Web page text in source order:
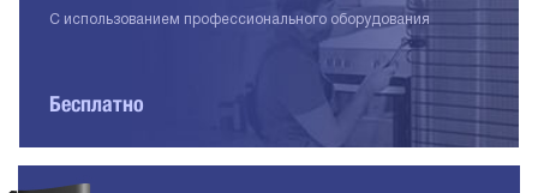
С использованием профессионального оборудования
Бесплатно